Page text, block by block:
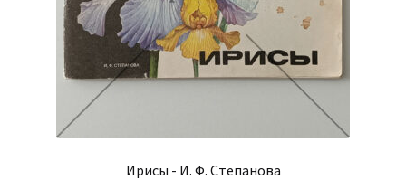
Ирисы - И. Ф. Степанова